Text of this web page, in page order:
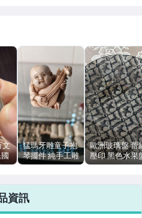
文
打
猛瑪牙雕童子抱
琴擺件 純手工雕
刻
細緻溫潤
歐洲玻璃盤 蕾
壓印 黑色水果
直徑29cm 家居
資訊